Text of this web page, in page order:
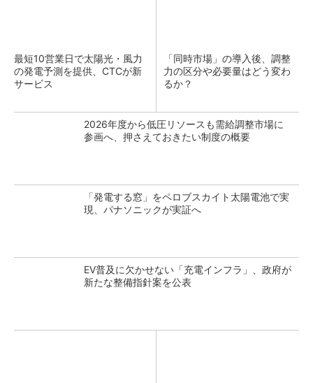
最短10営業日で太陽光・風力
の発電予測を提供、CTCが新
サービス
「同時市場」の導入後、調整
力の区分や必要量はどう変わ
るか？
2026年度から低圧リソースも需給調整市場に
参画へ、押さえておきたい制度の概要
「発電する窓」をペロブスカイト太陽電池で実
現、パナソニックが実証へ
EV普及に欠かせない「充電インフラ」、政府が
新たな整備指針案を公表